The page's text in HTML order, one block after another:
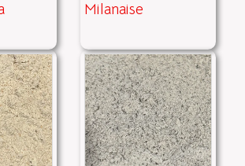
Milanaise